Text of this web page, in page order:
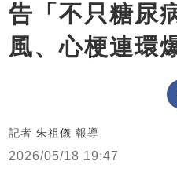
告「不只糖尿
風、心梗連環
記者 朱祖儀 報導
2026/05/18 19:47